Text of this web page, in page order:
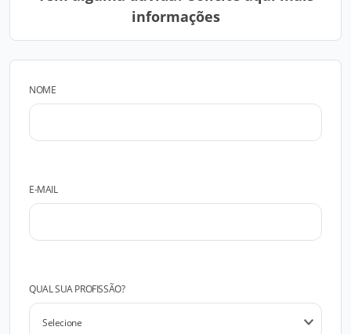
informações
NOME
E-MAIL
QUAL SUA PROFISSÃO?